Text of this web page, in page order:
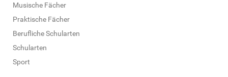
Musische Fächer
Praktische Fächer
Berufliche Schularten
Schularten
Sport